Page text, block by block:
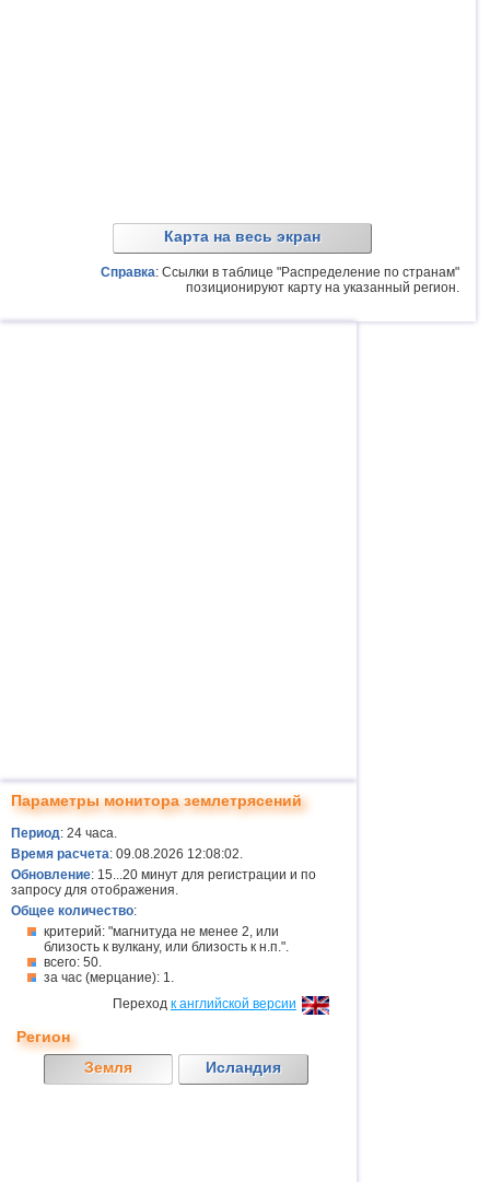
Карта на весь экран
Справка: Ссылки в таблице "Распределение по странам"
позиционируют карту на указанный регион.
Параметры монитора землетрясений
Период: 24 часа.
Время расчета: 09.08.2026 12:08:02.
Обновление: 15...20 минут для регистрации и по
запросу для отображения.
Общее количество:
критерий: "магнитуда не менее 2, или
близость к вулкану, или близость к н.п.".
всего: 50.
за час (мерцание): 1.
Переход к английской версии
Регион
Земля
Исландия